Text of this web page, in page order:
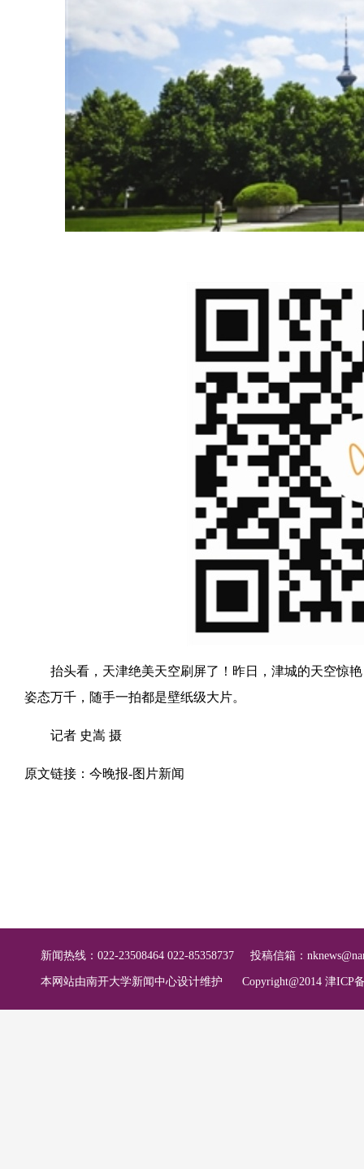
抬头看，天津绝美天空刷屏了！昨日，津城的天空惊艳
姿态万千，随手一拍都是壁纸级大片。
记者 史嵩 摄
原文链接： 今晚报-图片新闻
新闻热线：022-23508464 022-85358737 投稿信箱：
本网站由南开大学新闻中心设计维护 Copyright@2014 津ICP